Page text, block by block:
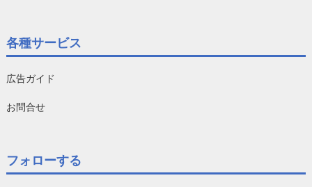
各種サービス
広告ガイド
お問合せ
フォローする